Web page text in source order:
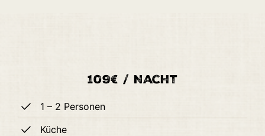
109€ / Nacht
1 – 2 Personen
Küche